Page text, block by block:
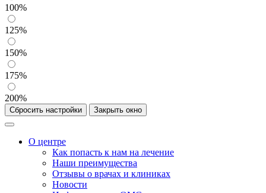
100%
125%
150%
175%
200%
Сбросить настройки Закрыть окно
О центре
Как попасть к нам на лечение
Наши преимущества
Отзывы о врачах и клиниках
Новости